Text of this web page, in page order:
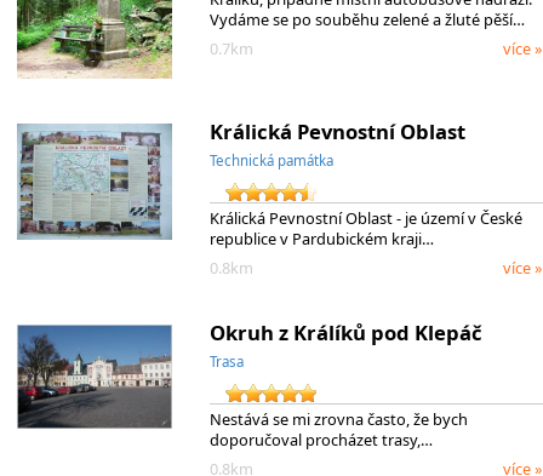
Vydáme se po souběhu zelené a žluté pěší…
0.7km
více »
Králická Pevnostní Oblast
Technická památka
Králická Pevnostní Oblast - je území v České
republice v Pardubickém kraji…
0.8km
více »
Okruh z Králíků pod Klepáč
Trasa
Nestává se mi zrovna často, že bych
doporučoval procházet trasy,…
0.8km
více »